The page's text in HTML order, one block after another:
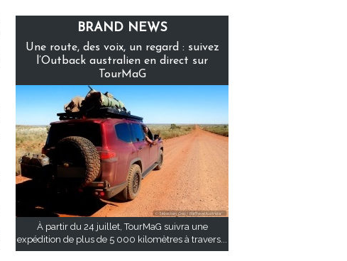
BRAND NEWS
Une route, des voix, un regard : suivez
l’Outback australien en direct sur
TourMaG
À partir du 24 juillet, TourMaG suivra une
expédition de plus de 5 000 kilomètres à travers...